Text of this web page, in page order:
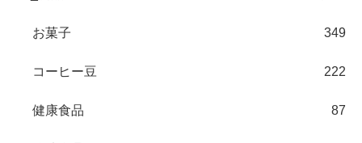
お菓子 349
コーヒー豆 222
健康食品 87